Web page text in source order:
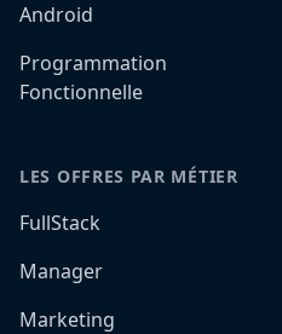
Android
Programmation
Fonctionnelle
LES OFFRES PAR MÉTIER
FullStack
Manager
Marketing